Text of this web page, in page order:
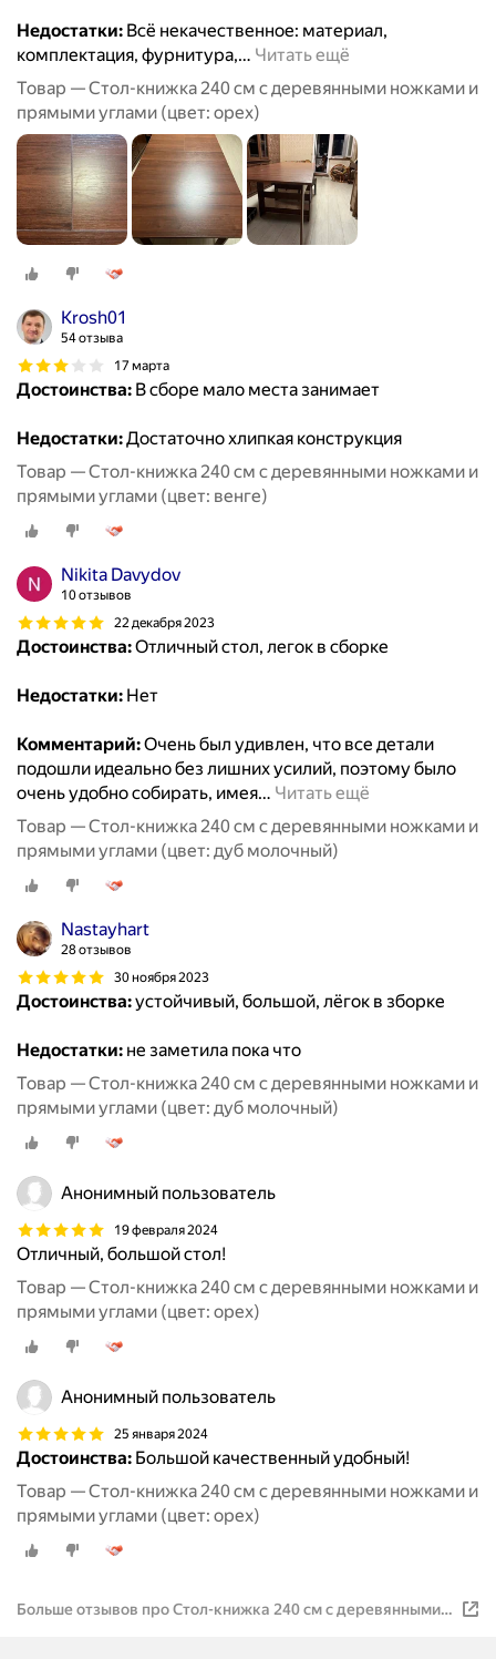
Недостатки: Всё некачественное: материал,
комплектация, фурнитура,… Читать ещё
Товар — Стол-книжка 240 см с деревянными ножками и
прямыми углами (цвет: орех)
Krosh01
54 отзыва
17 марта
Достоинства: В сборе мало места занимает
Недостатки:Достаточно хлипкая конструкция
Товар — Стол-книжка 240 см с деревянными ножками и
прямыми углами (цвет: венге)
Nikita Davydov
10 отзывов
22 декабря 2023
Достоинства:Отличный стол, легок в сборке
Недостатки: Нет
Комментарий:Очень был удивлен, что все детали
подошли идеально без лишних усилий, поэтому было
очень удобно собирать, имея… Читать ещё
Товар — Стол-книжка 240 см с деревянными ножками и
прямыми углами (цвет: дуб молочный)
Nastayhart
28 отзывов
30 ноября 2023
Достоинства:устойчивый, большой, лёгок в зборке
Недостатки: не заметила пока что
Товар — Стол-книжка 240 см с деревянными ножками и
прямыми углами (цвет: дуб молочный)
Анонимный пользователь
19 февраля 2024
Отличный, большой стол!
Товар — Стол-книжка 240 см с деревянными ножками и
прямыми углами (цвет: орех)
Анонимный пользователь
25 января 2024
Достоинства: Большой качественный удобный!
Товар — Стол-книжка 240 см с деревянными ножками и
прямыми углами (цвет: орех)
Больше отзывов про Стол-книжка 240 см с деревянными